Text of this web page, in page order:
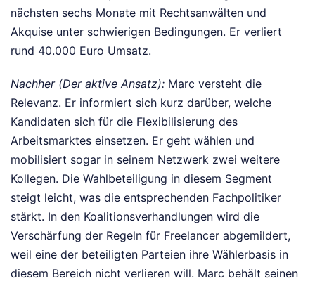
nächsten sechs Monate mit Rechtsanwälten und
Akquise unter schwierigen Bedingungen. Er verliert
rund 40.000 Euro Umsatz.
Nachher (Der aktive Ansatz): Marc versteht die
Relevanz. Er informiert sich kurz darüber, welche
Kandidaten sich für die Flexibilisierung des
Arbeitsmarktes einsetzen. Er geht wählen und
mobilisiert sogar in seinem Netzwerk zwei weitere
Kollegen. Die Wahlbeteiligung in diesem Segment
steigt leicht, was die entsprechenden Fachpolitiker
stärkt. In den Koalitionsverhandlungen wird die
Verschärfung der Regeln für Freelancer abgemildert,
weil eine der beteiligten Parteien ihre Wählerbasis in
diesem Bereich nicht verlieren will. Marc behält seinen